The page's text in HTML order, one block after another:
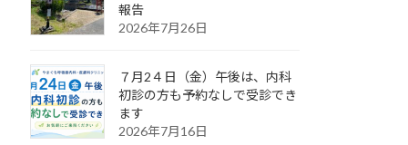
報告
2026年7月26日
７月2４日（金）午後は、内科
初診の方も予約なしで受診でき
ます
2026年7月16日